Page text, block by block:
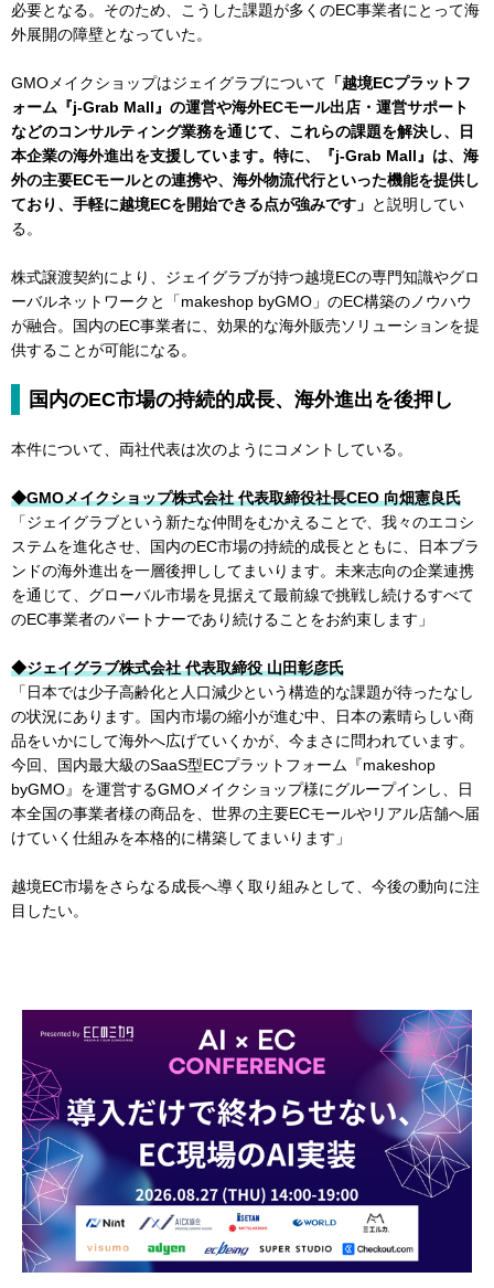
必要となる。そのため、こうした課題が多くのEC事業者にとって海
外展開の障壁となっていた。
GMOメイクショップはジェイグラブについて 「越境ECプラットフ
ォーム『j-Grab Mall』の運営や海外ECモール出店・運営サポート
などのコンサルティング業務を通じて、これらの課題を解決し、日
本企業の海外進出を支援しています。特に、『j-Grab Mall』は、海
外の主要ECモールとの連携や、海外物流代行といった機能を提供し
ており、手軽に越境ECを開始できる点が強みです」 と説明してい
る。
株式譲渡契約により、ジェイグラブが持つ越境ECの専門知識やグロ
ーバルネットワークと「makeshop byGMO」のEC構築のノウハウ
が融合。国内のEC事業者に、効果的な海外販売ソリューションを提
供することが可能になる。
国内のEC市場の持続的成長、海外進出を後押し
本件について、両社代表は次のようにコメントしている。
◆GMOメイクショップ株式会社 代表取締役社長CEO 向畑憲良氏
「ジェイグラブという新たな仲間をむかえることで、我々のエコシ
ステムを進化させ、国内のEC市場の持続的成長とともに、日本ブラ
ンドの海外進出を一層後押ししてまいります。未来志向の企業連携
を通じて、グローバル市場を見据えて最前線で挑戦し続けるすべて
のEC事業者のパートナーであり続けることをお約束します」
◆ジェイグラブ株式会社 代表取締役 山田彰彦氏
「日本では少子高齢化と人口減少という構造的な課題が待ったなし
の状況にあります。国内市場の縮小が進む中、日本の素晴らしい商
品をいかにして海外へ広げていくかが、今まさに問われています。
今回、国内最大級のSaaS型ECプラットフォーム『makeshop
byGMO』を運営するGMOメイクショップ様にグループインし、日
本全国の事業者様の商品を、世界の主要ECモールやリアル店舗へ届
けていく仕組みを本格的に構築してまいります」
越境EC市場をさらなる成長へ導く取り組みとして、今後の動向に注
目したい。